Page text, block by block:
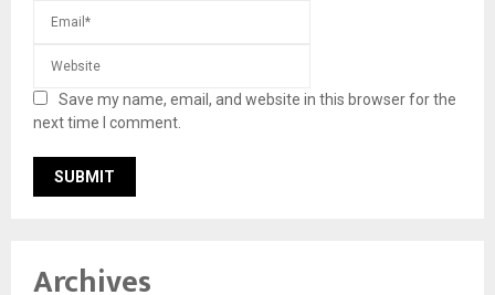
Save my name, email, and website in this browser for the
next time I comment.
Archives